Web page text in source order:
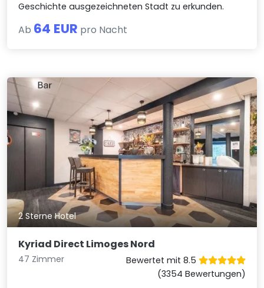
Geschichte ausgezeichneten Stadt zu erkunden.
Ab 64 EUR pro Nacht
2 Sterne Hotel
Kyriad Direct Limoges Nord
47 Zimmer
Bewertet mit 8.5
(3354 Bewertungen)